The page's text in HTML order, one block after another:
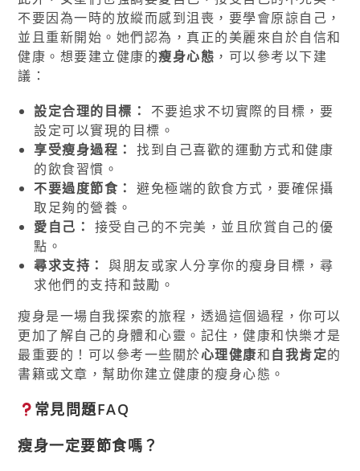
不要因為一時的放縱而感到沮喪，要學會原諒自己，
並且重新開始。她們認為，真正的美麗來自於自信和
健康。想要建立健康的瘦身心態 ，可以參考以下建
議：
設定合理的目標：
不要追求不切實際的目標，要
設定可以實現的目標。
享受瘦身過程： 找到自己喜歡的運動方式和健康
的飲食習慣。
不要過度節食： 避免極端的飲食方式，要確保攝
取足夠的營養。
愛自己： 接受自己的不完美，並且欣賞自己的優
點。
尋求支持： 與朋友或家人分享你的瘦身目標，尋
求他們的支持和鼓勵。
瘦身是一場自我探索的旅程，透過這個過程，你可以
更加了解自己的身體和心靈。記住，健康和快樂才是
最重要的！可以參考一些關於心理健康和自我肯定的
書籍或文章，幫助你建立健康的瘦身心態。
常見問題FAQ
瘦身一定要節食嗎？